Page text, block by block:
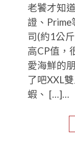
老饕才知
證、Prime
司(約1公
高CP值，
愛海鮮的
了吧XXL
蝦、 […]…